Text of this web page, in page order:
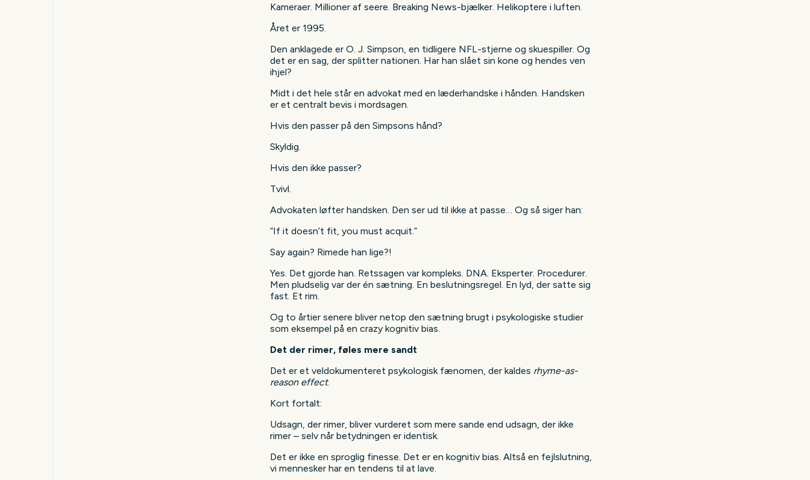
Kameraer. Millioner af seere. Breaking News-bjælker. Helikoptere i luften.
Året er 1995.
Den anklagede er O. J. Simpson, en tidligere NFL-stjerne og skuespiller. Og
det er en sag, der splitter nationen. Har han slået sin kone og hendes ven
ihjel?
Midt i det hele står en advokat med en læderhandske i hånden. Handsken
er et centralt bevis i mordsagen.
Hvis den passer på den Simpsons hånd?
Skyldig.
Hvis den ikke passer?
Tvivl.
Advokaten løfter handsken. Den ser ud til ikke at passe… Og så siger han:
“If it doesn’t fit, you must acquit.”
Say again? Rimede han lige?!
Yes. Det gjorde han. Retssagen var kompleks. DNA. Eksperter. Procedurer.
Men pludselig var der én sætning. En beslutningsregel. En lyd, der satte sig
fast. Et rim.
Og to årtier senere bliver netop den sætning brugt i psykologiske studier
som eksempel på en crazy kognitiv bias.
Det der rimer, føles mere sandt
Det er et veldokumenteret psykologisk fænomen, der kaldes rhyme-as-
reason effect.
Kort fortalt:
Udsagn, der rimer, bliver vurderet som mere sande end udsagn, der ikke
rimer – selv når betydningen er identisk.
Det er ikke en sproglig finesse. Det er en kognitiv bias. Altså en fejlslutning,
vi mennesker har en tendens til at lave.